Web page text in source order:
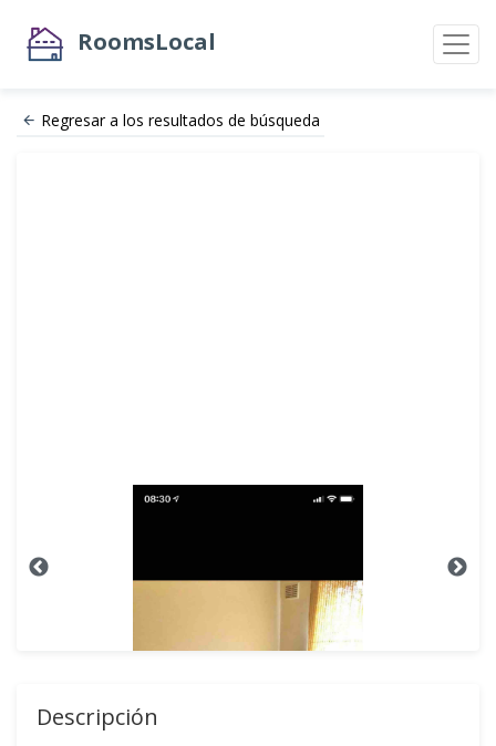
RoomsLocal
Regresar a los resultados de búsqueda
Descripción